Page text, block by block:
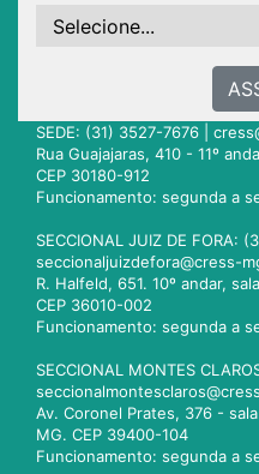
SEDE: (31) 3527-7676 |
Rua Guajajaras, 410 - 11º
CEP 30180-912
Funcionamento: segunda a
SECCIONAL JUIZ DE FORA:
seccionaljuizdefora@cress-
R. Halfeld, 651. 10º andar,
CEP 36010-002
Funcionamento: segunda a
SECCIONAL MONTES
Av. Coronel Prates, 376 -
MG. CEP 39400-104
Funcionamento: segunda a